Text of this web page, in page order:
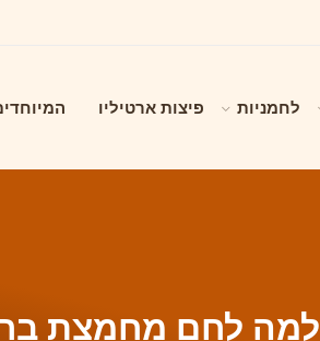
לחמניות פיצות ארטיליו
למה לחם מחמצת